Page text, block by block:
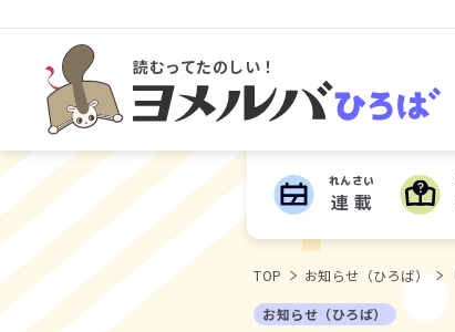
読むってたのしい！
ヨメルバひろば
連載
れんさい
TOP お知らせ（ひろば）
お知らせ（ひろば）